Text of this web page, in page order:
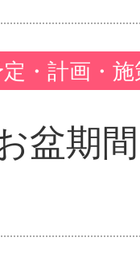
・計画・
盆期